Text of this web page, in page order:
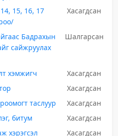
15, 16, 17
Хасагдсан
Бадрахын
сайжруулах
Шалгарсан
хэмжигч
Хасагдсан
Хасагдсан
таслуур
Хасагдсан
битум
Хасагдсан
хэрэгсэл
Хасагдсан